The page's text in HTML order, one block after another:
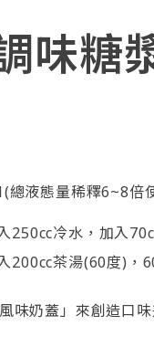
味糖
液態量稀釋6~8倍
冷水，加入
茶湯(60度)，
味奶蓋」來創造口